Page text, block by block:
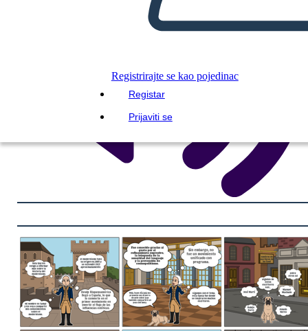
Registrirajte se kao pojedinac
Registar
Prijaviti se